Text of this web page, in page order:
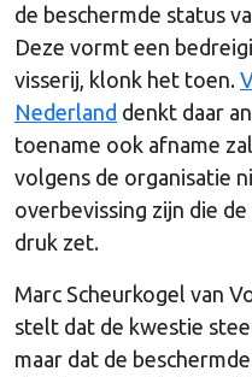
de beschermde status
Deze vormt een
visserij, klonk het toen.
Nederland denkt daar
toename ook afname
volgens de organisatie
overbevissing zijn die
druk zet.
Marc Scheurkogel van
stelt dat de kwestie
maar dat de